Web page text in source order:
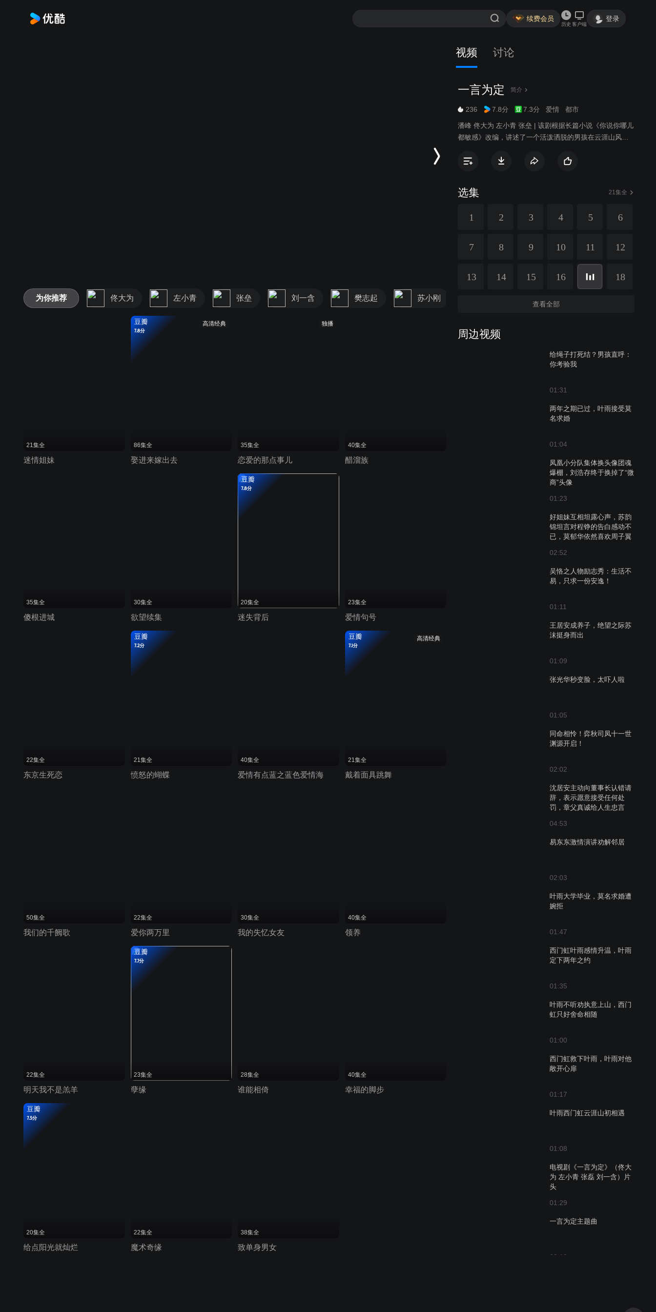
续费会员
历史 客户端
登录
视频 讨论
一言为定 简介
236 7.8分 7.3分 爱情 都市
潘峰 佟大为 左小青 张垒 | 该剧根据长篇小说《你说你哪儿
都敏感》改编，讲述了一个活泼洒脱的男孩在云涯山风景
选集 21集全
1 2 3 4 5 6
7 8 9 10 11 12
13 14 15 16 18
查看全部
周边视频
给绳子打死结？男孩直呼：
你考验我
01:31
两年之期已过，叶雨接受莫
名求婚
01:04
凤凰小分队集体换头像团魂
爆棚，刘浩存终于换掉了“微
商”头像
01:23
好姐妹互相坦露心声，苏韵
锦坦言对程铮的告白感动不
已，莫郁华依然喜欢周子翼
02:52
吴恪之人物励志秀：生活不
易，只求一份安逸！
01:11
王居安成养子，绝望之际苏
沫挺身而出
01:09
张光华秒变脸，太吓人啦
01:05
同命相怜！弈秋司凤十一世
渊源开启！
02:02
沈居安主动向董事长认错请
辞，表示愿意接受任何处
罚，章父真诚给人生忠言
04:53
易东东激情演讲劝解邻居
02:03
叶雨大学毕业，莫名求婚遭
婉拒
01:47
西门虹叶雨感情升温，叶雨
定下两年之约
01:35
叶雨不听劝执意上山，西门
虹只好舍命相随
01:00
西门虹救下叶雨，叶雨对他
敞开心扉
01:17
叶雨西门虹云涯山初相遇
01:08
电视剧《一言为定》（佟大
为 左小青 张磊 刘一含）片
头
01:29
一言为定主题曲
03:18
为你推荐 佟大为 左小青 张垒 刘一含 樊志起 苏小刚
21集全
迷情姐妹
高清经典
豆瓣
7.8分
86集全
娶进来嫁出去
独播
35集全
恋爱的那点事儿
40集全
醋溜族
35集全
傻根进城
30集全
欲望续集
豆瓣
7.8分
20集全
迷失背后
23集全
爱情句号
22集全
东京生死恋
豆瓣
7.2分
21集全
愤怒的蝴蝶
40集全
爱情有点蓝之蓝色爱情海
高清经典
豆瓣
7.1分
21集全
戴着面具跳舞
50集全
我们的千阙歌
22集全
爱你两万里
30集全
我的失忆女友
40集全
领养
22集全
明天我不是羔羊
豆瓣
7.7分
23集全
孽缘
28集全
谁能相倚
40集全
幸福的脚步
豆瓣
7.5分
20集全
给点阳光就灿烂
22集全
魔术奇缘
38集全
致单身男女